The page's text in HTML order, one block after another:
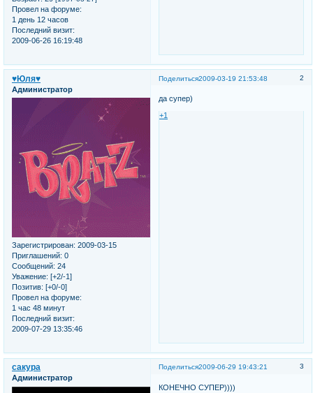
Провел на форуме:
1 день 12 часов
Последний визит:
2009-06-26 16:19:48
Поделиться 2
2009-03-19 21:53:48
♥Юля♥
Администратор
Зарегистрирован: 2009-03-15
Приглашений: 0
Сообщений: 24
Уважение: [+2/-1]
Позитив: [+0/-0]
Провел на форуме:
1 час 48 минут
Последний визит:
2009-07-29 13:35:46
да супер)
+1
Поделиться 3
2009-06-29 19:43:21
сакура
Администратор
КОНЕЧНО СУПЕР))))